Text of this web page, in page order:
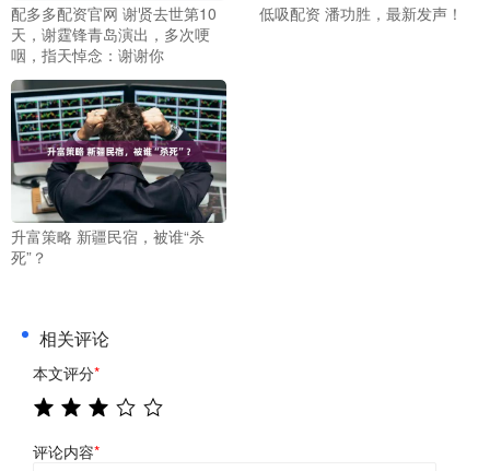
配多多配资官网 谢贤去世第10
天，谢霆锋青岛演出，多次哽
咽，指天悼念：谢谢你
低吸配资 潘功胜，最新发声！
升富策略 新疆民宿，被谁“杀
死”？
相关评论
本文评分*
评论内容*